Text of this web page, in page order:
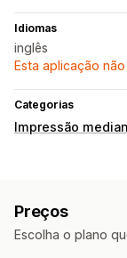
Idiomas
inglês
Esta aplicação
Categorias
Impressão
Ferramentas de
Embalagens
Preços
Escolha o plano